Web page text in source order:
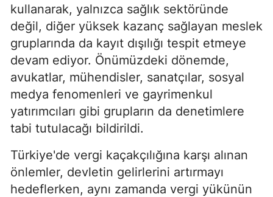
kullanarak, yalnızca sağlık sektöründe
değil, diğer yüksek kazanç sağlayan meslek
gruplarında da kayıt dışılığı tespit etmeye
devam ediyor. Önümüzdeki dönemde,
avukatlar, mühendisler, sanatçılar, sosyal
medya fenomenleri ve gayrimenkul
yatırımcıları gibi grupların da denetimlere
tabi tutulacağı bildirildi.
Türkiye'de vergi kaçakçılığına karşı alınan
önlemler, devletin gelirlerini artırmayı
hedeflerken, aynı zamanda vergi yükünün